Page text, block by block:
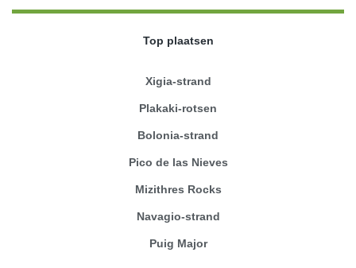
Top plaatsen
Xigia-strand
Plakaki-rotsen
Bolonia-strand
Pico de las Nieves
Mizithres Rocks
Navagio-strand
Puig Major